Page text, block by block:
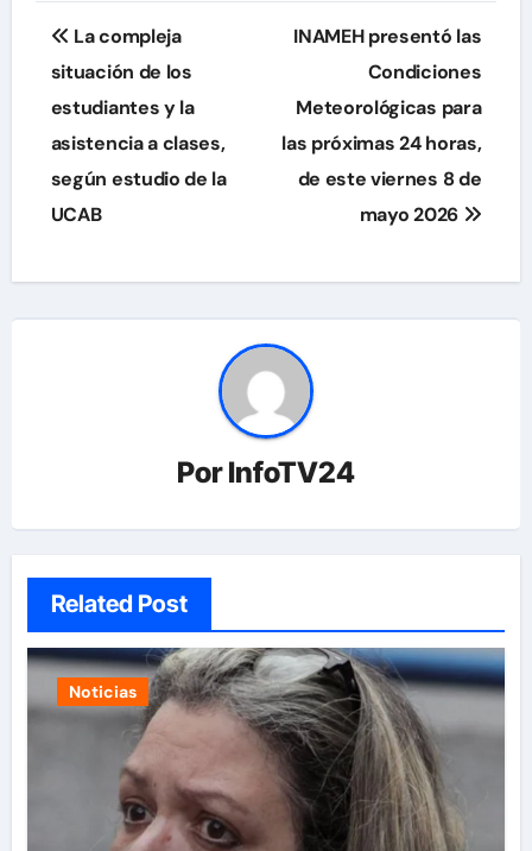
Navegación
de
entradas
La compleja
situación de los
estudiantes y la
asistencia a clases,
según estudio de la
UCAB
INAMEH presentó las
Condiciones
Meteorológicas para
las próximas 24 horas,
de este viernes 8 de
mayo 2026
PorInfoTV24
Related Post
Noticias